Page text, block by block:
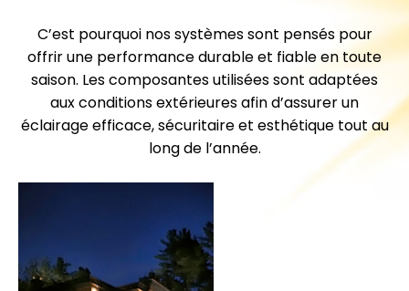
C’est pourquoi nos systèmes sont pensés pour
offrir une performance durable et fiable en toute
saison. Les composantes utilisées sont adaptées
aux conditions extérieures afin d’assurer un
éclairage efficace, sécuritaire et esthétique tout au
long de l’année.